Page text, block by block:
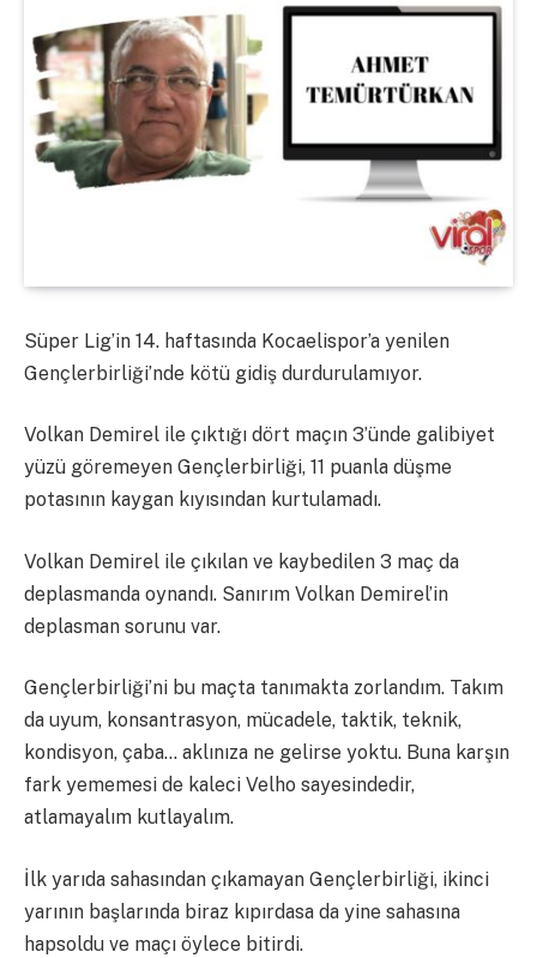
Süper Lig’in 14. haftasında Kocaelispor’a yenilen
Gençlerbirliği’nde kötü gidiş durdurulamıyor.
Volkan Demirel ile çıktığı dört maçın 3’ünde galibiyet
yüzü göremeyen Gençlerbirliği, 11 puanla düşme
potasının kaygan kıyısından kurtulamadı.
Volkan Demirel ile çıkılan ve kaybedilen 3 maç da
deplasmanda oynandı. Sanırım Volkan Demirel’in
deplasman sorunu var.
Gençlerbirliği’ni bu maçta tanımakta zorlandım. Takım
da uyum, konsantrasyon, mücadele, taktik, teknik,
kondisyon, çaba… aklınıza ne gelirse yoktu. Buna karşın
fark yememesi de kaleci Velho sayesindedir,
atlamayalım kutlayalım.
İlk yarıda sahasından çıkamayan Gençlerbirliği, ikinci
yarının başlarında biraz kıpırdasa da yine sahasına
hapsoldu ve maçı öylece bitirdi.